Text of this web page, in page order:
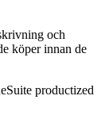
och
köper innan de